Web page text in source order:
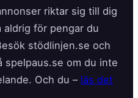
riktar sig till dig
aldrig för pengar du
stödlinjen.se och
spelpaus.se om du inte
Och du – läs det